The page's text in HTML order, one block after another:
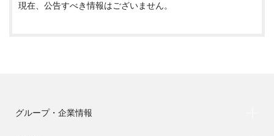
現在、公告すべき情報はございません。
グループ・企業情報